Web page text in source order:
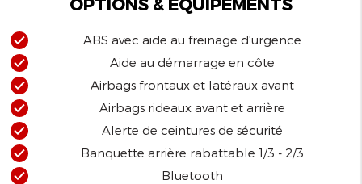
ABS avec aide au freinage d'urgence
Aide au démarrage en côte
Airbags frontaux et latéraux avant
Airbags rideaux avant et arrière
Alerte de ceintures de sécurité
Banquette arrière rabattable 1/3 - 2/3
Bluetooth